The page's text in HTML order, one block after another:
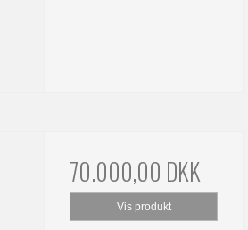
70.000,00 DKK
Vis produkt